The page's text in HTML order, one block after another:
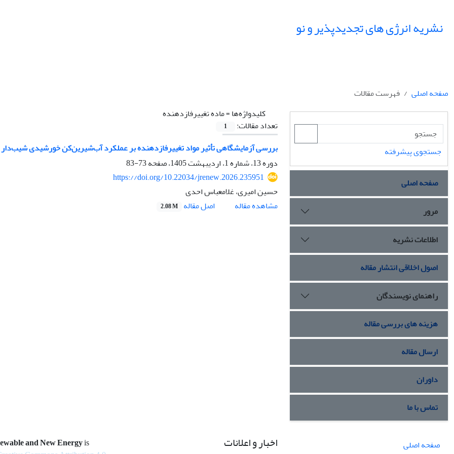
نشریه انرژی های تجدیدپذیر و نو
صفحه اصلی
فهرست مقالات
کلیدواژه‌ها =ماده تغییرفازدهنده
تعداد مقالات:
1
بررسی آزمایشگاهی تأثیر مواد تغییرفازدهنده بر عملکرد آب‌شیرین‌کن خورشیدی شیب‌دار
دوره 13، شماره 1، اردیبهشت 1405، صفحه
73-83
https://doi.org/10.22034/jrenew.2026.235951
حسین امیری، غلامعباس احدی
مشاهده مقاله
اصل مقاله 2.08 M
جستجوی پیشرفته
صفحه اصلی
مرور
اطلاعات نشریه
اصول اخلاقی انتشار مقاله
راهنمای نویسندگان
هزینه های بررسی مقاله
ارسال مقاله
داوران
تماس با ما
صفحه اصلی
اخبار و اعلانات and New Energyis